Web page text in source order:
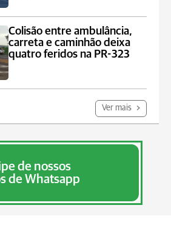
Colisão entre ambulância,
carreta e caminhão deixa
quatro feridos na PR-323
Ver mais
de nossos
de Whatsapp